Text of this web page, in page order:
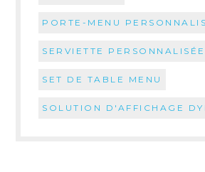
PORTE-MENU
SERVIETTE PERSONNALISÉE
SET DE TABLE MENU
SOLUTION D'AFFICHAGE